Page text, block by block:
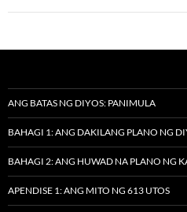
ANG BATAS NG DIYOS: PANIMULA
BAHAGI 1: ANG DAKILANG PLANO NG
BAHAGI 2: ANG HUWAD NA PLANO NG
APENDISE 1: ANG MITO NG 613 UTOS